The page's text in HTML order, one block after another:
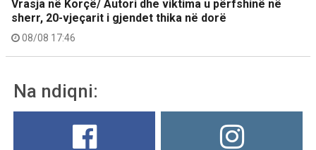
Vrasja në Korçë/ Autori dhe viktima u përfshinë në
sherr, 20-vjeçarit i gjendet thika në dorë
08/08 17:46
Na ndiqni: